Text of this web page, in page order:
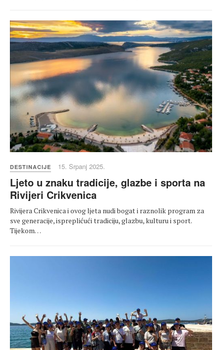
DESTINACIJE 15. Srpanj 2025.
Ljeto u znaku tradicije, glazbe i sporta na
Rivijeri Crikvenica
Rivijera Crikvenica i ovog ljeta nudi bogat i raznolik program za
sve generacije, ispreplićući tradiciju, glazbu, kulturu i sport.
Tijekom…